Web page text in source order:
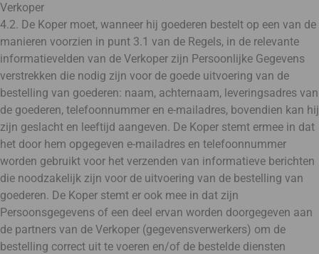
Verkoper
4.2. De Koper moet, wanneer hij goederen bestelt op een van de
manieren voorzien in punt 3.1 van de Regels, in de relevante
informatievelden van de Verkoper zijn Persoonlijke Gegevens
verstrekken die nodig zijn voor de goede uitvoering van de
bestelling van goederen: naam, achternaam, leveringsadres van
de goederen, telefoonnummer en e-mailadres, bovendien kan hij
zijn geslacht en leeftijd aangeven. De Koper stemt ermee in dat
het door hem opgegeven e-mailadres en telefoonnummer
worden gebruikt voor het verzenden van informatieve berichten
die noodzakelijk zijn voor de uitvoering van de bestelling van
goederen. De Koper stemt er ook mee in dat zijn
Persoonsgegevens of een deel ervan worden doorgegeven aan
de partners van de Verkoper (gegevensverwerkers) om de
bestelling correct uit te voeren en/of de bestelde diensten